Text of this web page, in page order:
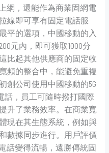
網，還能作為商業固網電
線即可享有固定電話服
平的選項，中國移動的入
元內，即可獲取1000分
比起其他供應商的固定收
頻的整合中，能避免重複
創公司使用中國移動的5G
話，員工可隨時撥打國際
升了業務效率。在商業寬
現在其生態系統，例如與
數據同步進行。用戶評價
話變得流暢，遠勝傳統固